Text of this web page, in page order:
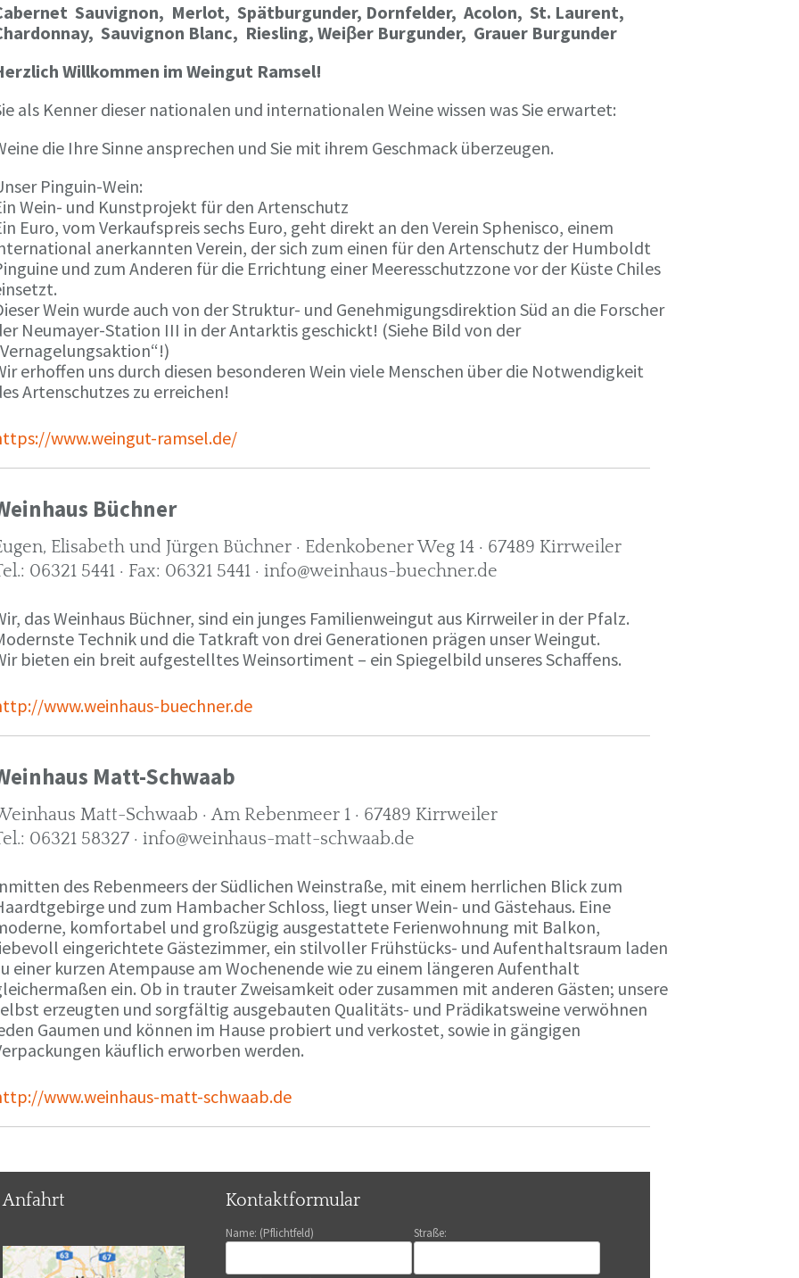
Sauvignon, Merlot, Spätburgunder, Dornfelder, Acolon, St. Laurent,
Sauvignon Blanc, Riesling, Weiβer Burgunder, Grauer Burgunder
Willkommen im Weingut Ramsel!
als Kenner dieser nationalen und internationalen Weine wissen was Sie erwartet:
die Ihre Sinne ansprechen und Sie mit ihrem Geschmack überzeugen.
Pinguin-Wein:
Wein- und Kunstprojekt für den Artenschutz
Euro, vom Verkaufspreis sechs Euro, geht direkt an den Verein Sphenisco, einem
anerkannten Verein, der sich zum einen für den Artenschutz der Humboldt
und zum Anderen für die Errichtung einer Meeresschutzzone vor der Küste Chiles
Wein wurde auch von der Struktur- und Genehmigungsdirektion Süd an die Forscher
Neumayer-Station III in der Antarktis geschickt! (Siehe Bild von der
erhoffen uns durch diesen besonderen Wein viele Menschen über die Notwendigkeit
Artenschutzes zu erreichen!
www.weingut-ramsel.de/
Büchner
Elisabeth und Jürgen Büchner · Edenkobener Weg 14 · 67489 Kirrweiler
06321 5441 · Fax: 06321 5441 · info@weinhaus-buechner.de
das Weinhaus Büchner, sind ein junges Familienweingut aus Kirrweiler in der Pfalz.
Technik und die Tatkraft von drei Generationen prägen unser Weingut.
bieten ein breit aufgestelltes Weinsortiment – ein Spiegelbild unseres Schaffens.
www.weinhaus-buechner.de
Matt-Schwaab
Matt-Schwaab · Am Rebenmeer 1 · 67489 Kirrweiler
06321 58327 · info@weinhaus-matt-schwaab.de
des Rebenmeers der Südlichen Weinstraße, mit einem herrlichen Blick zum
und zum Hambacher Schloss, liegt unser Wein- und Gästehaus. Eine
komfortabel und großzügig ausgestattete Ferienwohnung mit Balkon,
eingerichtete Gästezimmer, ein stilvoller Frühstücks- und Aufenthaltsraum laden
einer kurzen Atempause am Wochenende wie zu einem längeren Aufenthalt
ein. Ob in trauter Zweisamkeit oder zusammen mit anderen Gästen; unsere
erzeugten und sorgfältig ausgebauten Qualitäts- und Prädikatsweine verwöhnen
Gaumen und können im Hause probiert und verkostet, sowie in gängigen
käuflich erworben werden.
www.weinhaus-matt-schwaab.de
Anfahrt Kontaktformular
Name: (Pflichtfeld) Straße: